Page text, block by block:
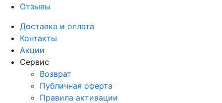
Отзывы
Доставка и оплата
Контакты
Акции
Сервис
Возврат
Публичная оферта
Правила активации